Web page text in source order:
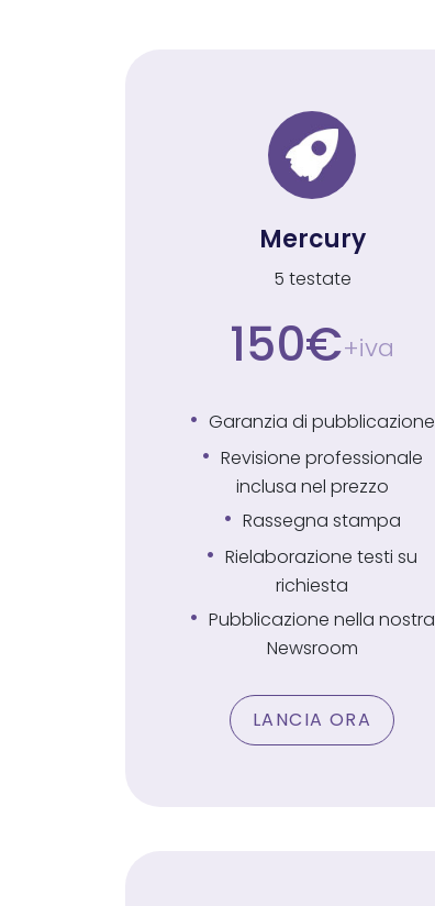
Mercury
5 testate
150€+iva
Garanzia di pubblicazione
Revisione professionale
inclusa nel prezzo
Rassegna stampa
Rielaborazione testi su
richiesta
Pubblicazione nella nostra
Newsroom
LANCIA ORA